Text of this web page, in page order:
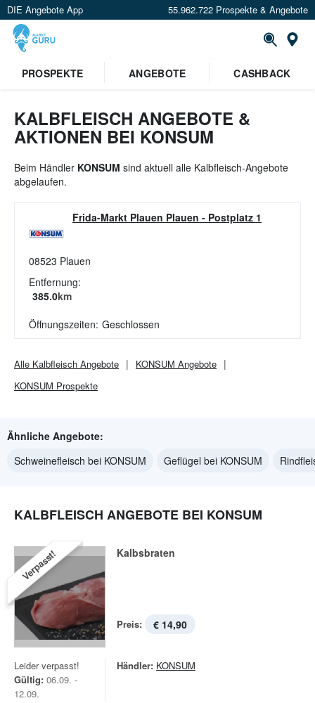
DIE Angebote App 55.962.722 Prospekte & Angebote
Standort festlegen
PROSPEKTE ANGEBOTE CASHBACK
KALBFLEISCH ANGEBOTE &
AKTIONEN BEI KONSUM
Beim Händler KONSUM sind aktuell alle Kalbfleisch-Angebote
abgelaufen.
Frida-Markt Plauen Plauen - Postplatz 1
08523 Plauen
Entfernung:
385.0km
Öffnungszeiten: Geschlossen
Alle Kalbfleisch Angebote KONSUM Angebote
KONSUM Prospekte
Ähnliche Angebote:
Schweinefleisch bei KONSUM
Geflügel bei KONSUM
KALBFLEISCH ANGEBOTE BEI KONSUM
Verpasst! Kalbsbraten
Preis: € 14,90
Leider verpasst!
Gültig: 06.09. -
12.09.
Händler: KONSUM